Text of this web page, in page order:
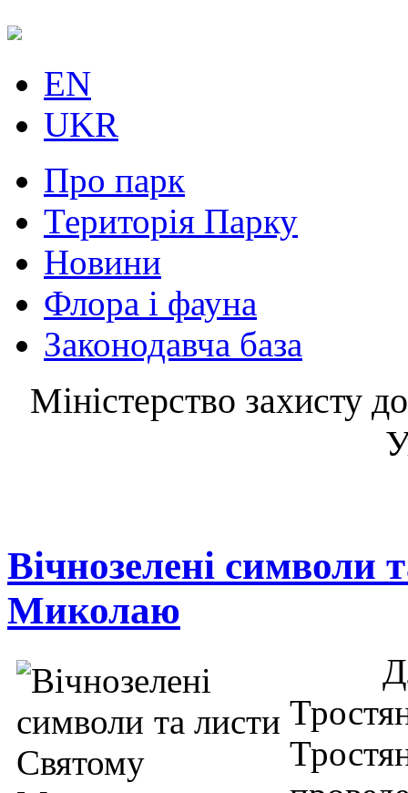
EN
UKR
Про парк
Територія Парку
Новини
Флора і фауна
Законодавча база
Міністерство захисту
Вічнозелені символи
Миколаю